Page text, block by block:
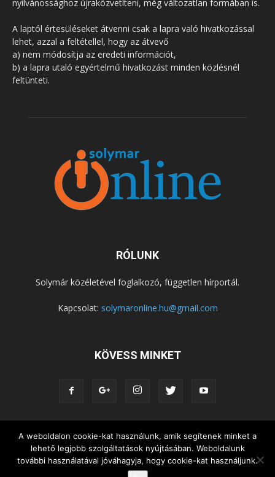
nyilvánossághoz újraközvetíteni, még változatlan formában is.
A laptól értesüléseket átvenni csak a lapra való hivatkozással
lehet, azzal a feltétellel, hogy az átvevő
a) nem módosítja az eredeti információt,
b) a lapra utaló egyértelmű hivatkozást minden közlésnél
feltünteti.
RÓLUNK
Solymár közéletével foglalkozó, független hírportál.
Kapcsolat: solymaronline.hu@gmail.com
KÖVESS MINKET
KÖZÉLET KÖZÖSSÉGEK
SZABADIDŐ
NEMZETISÉG, HELYTÖRTÉNET
RIPORTOK
KÖZÉRDEKŰ INFORMÁCIÓK
A weboldalon cookie-kat használunk, amik segítenek minket a
lehető legjobb szolgáltatások nyújtásában. Weboldalunk
további használatával jóváhagyja, hogy cookie-kat használjunk.